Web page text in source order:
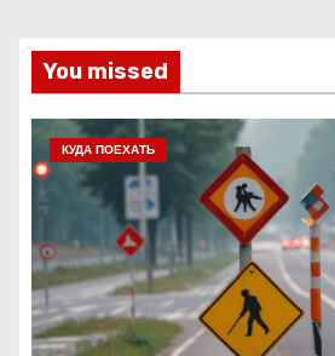
You missed
КУДА ПОЕХАТЬ